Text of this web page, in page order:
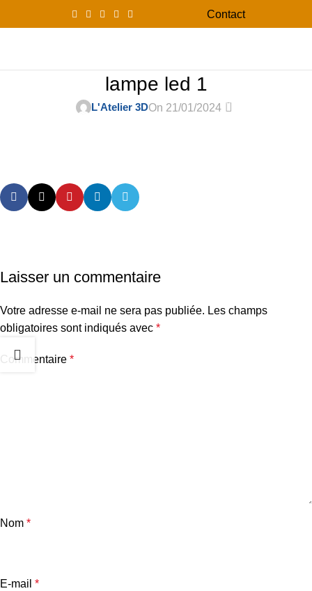
Contact
lampe led 1
L'Atelier 3DOn 21/01/2024 0
Laisser un commentaire
Votre adresse e-mail ne sera pas publiée. Les champs
obligatoires sont indiqués avec *
Commentaire *
Nom *
E-mail *